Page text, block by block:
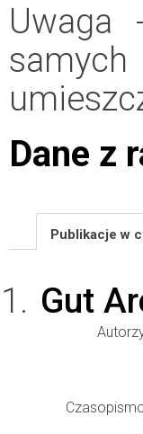
Uwaga
Dane z
Publikacje w
Gut